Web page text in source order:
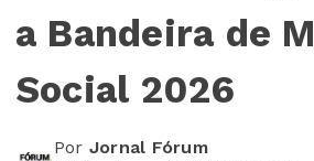
a Bandeira de
Social 2026
Por Jornal Fórum